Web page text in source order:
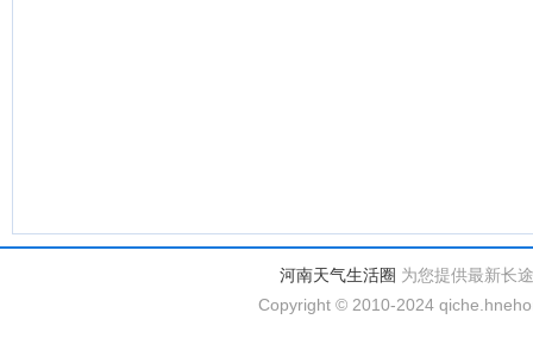
河南天气生活圈 为您提供最新长
Copyright © 2010-2024